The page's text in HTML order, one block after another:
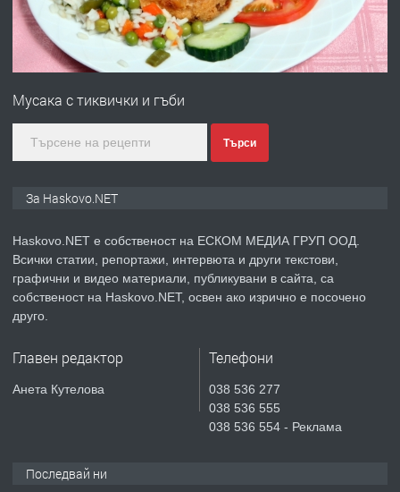
преди 4 дни
ПРЕДЛАГА
№4120 Магазин/Офис под наем в кв.
градската градина!
преди 5 дни
ПРЕДЛАГА
Продавам парцел в гр. Хасково кв.
СГЛОБЯВАНЕ НА МЕБЕЛИ.
Мусака с тиквички и гъби
Търси
За Haskovo.NET
Haskovo.NET е собственост на ЕСКОМ МЕДИА ГРУП ООД.
Всички статии, репортажи, интервюта и други текстови,
графични и видео материали, публикувани в сайта, са
собственост на Haskovo.NET, освен ако изрично е посочено
друго.
Главен редактор
Анета Кутелова
Телефони
038 536 277
038 536 555
038 536 554 - Реклама
Последвай ни